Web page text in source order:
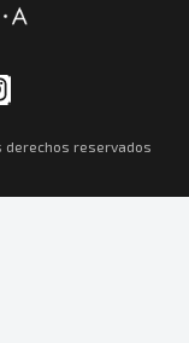
derechos reservados